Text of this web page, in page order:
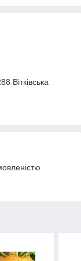
Вітківська